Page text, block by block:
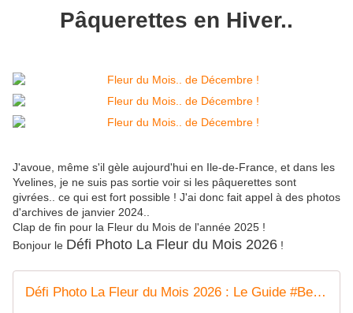
Pâquerettes en Hiver..
J'avoue, même s'il gèle aujourd'hui en Ile-de-France, et dans les
Yvelines, je ne suis pas sortie voir si les pâquerettes sont
givrées.. ce qui est fort possible ! J'ai donc fait appel à des photos
d'archives de janvier 2024..
Clap de fin pour la Fleur du Mois de l'année 2025 !
Bonjour le Défi Photo La Fleur du Mois 2026 !
Défi Photo La Fleur du Mois 2026 : Le Guide #Bernieshoot | Bernieshoot